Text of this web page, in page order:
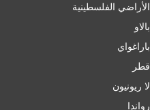
الأراضي الفلسطينية
بالاو
باراغواي
قطر
لا ريونيون
رواندا